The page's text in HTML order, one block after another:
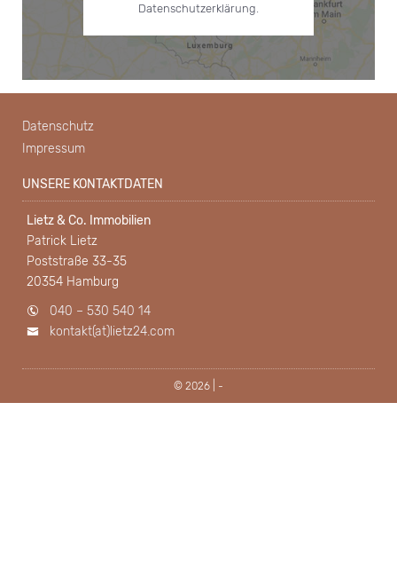
Datenschutzerklärung.
Datenschutz
Impressum
UNSERE KONTAKTDATEN
Lietz & Co. Immobilien
Patrick Lietz
Poststraße 33-35
20354 Hamburg
040 – 530 540 14
kontakt(at)lietz24.com
© 2026 | -